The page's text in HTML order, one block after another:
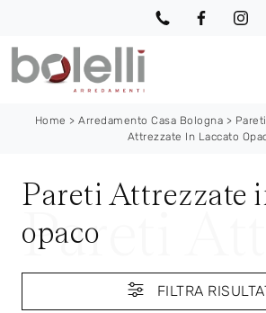
Home > Arredamento Casa Bologna >
Attrezzate In Laccato
Pareti Attrezzate
opaco
FILTRA